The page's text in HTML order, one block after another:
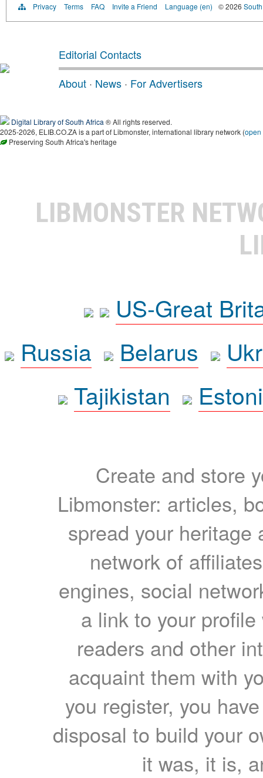
Privacy Terms FAQ Invite a Friend Language (en) © 2026
Editorial Contacts
About · News · For Advertisers
Digital Library of South Africa ® All rights reserved.
2025-2026, ELIB.CO.ZA is a part of Libmonster, international library network (open
Preserving South Africa's heritage
LIBMONSTER
US-Great
Russia
Belarus
Tajikistan
Create and store
Libmonster: articles,
spread your heritage
network of
engines, social
a link to your
readers and other
acquaint them with
you register, you
disposal to build your
it was, it is,